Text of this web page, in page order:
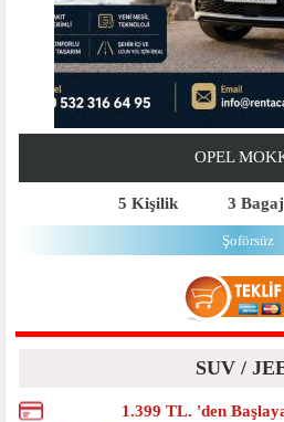
OPEL
5 Kişilik 3 Bagaj
Şoförsüz
SUV /
1.399 TL. 'den